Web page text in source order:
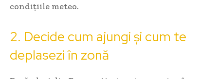
condițiile meteo.
2. Decide cum ajungi și cum te
deplasezi în zonă